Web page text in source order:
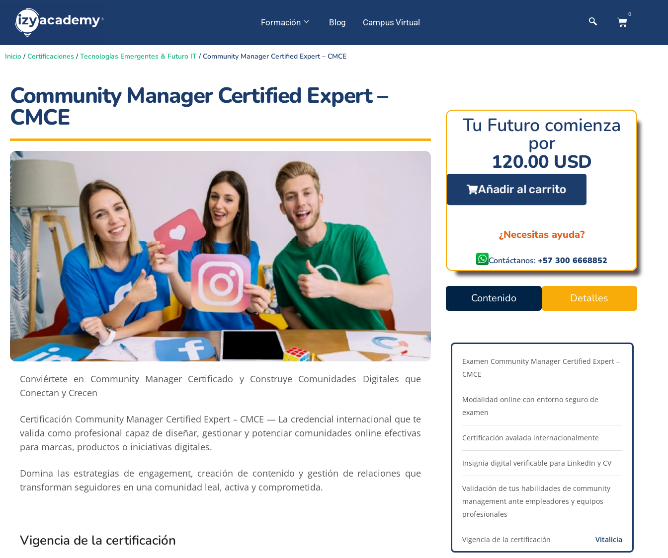
Formación Blog Campus Virtual
0
Inicio /Certificaciones /Tecnologías Emergentes & Futuro IT / Community Manager Certified Expert – CMCE
Community Manager Certified Expert –
CMCE
Conviértete en Community Manager Certificado y Construye Comunidades Digitales que
Conectan y Crecen
Certificación Community Manager Certified Expert – CMCE — La credencial internacional que te
valida como profesional capaz de diseñar, gestionar y potenciar comunidades online efectivas
para marcas, productos o iniciativas digitales.
Domina las estrategias de engagement, creación de contenido y gestión de relaciones que
transforman seguidores en una comunidad leal, activa y comprometida.
Vigencia de la certificación
Tu Futuro comienza
por
120.00 USD
Añadir al carrito
¿Necesitas ayuda?
Contáctanos: +57 300 6668852
Contenido Detalles
Examen Community Manager Certified Expert –
CMCE
Modalidad online con entorno seguro de
examen
Certificación avalada internacionalmente
Insignia digital verificable para LinkedIn y CV
Validación de tus habilidades de community
management ante empleadores y equipos
profesionales
Vigencia de la certificación Vitalicia